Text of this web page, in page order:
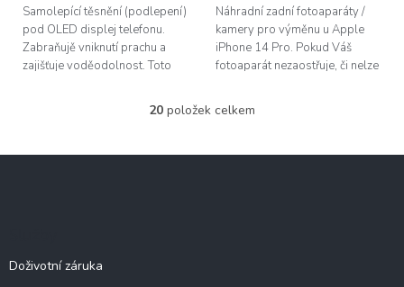
Samolepící těsnění (podlepení)
pod OLED displej telefonu.
Zabraňujě vniknutí prachu a
zajišťuje voděodolnost. Toto
po každé opravě telefonu.
Náhradní zadní fotoaparáty /
kamery pro výměnu u Apple
iPhone 14 Pro. Pokud Váš
fotoaparát nezaostřuje, či nelze
tento díl. ...
O
l
20 položek celkem
Doživotní záruka